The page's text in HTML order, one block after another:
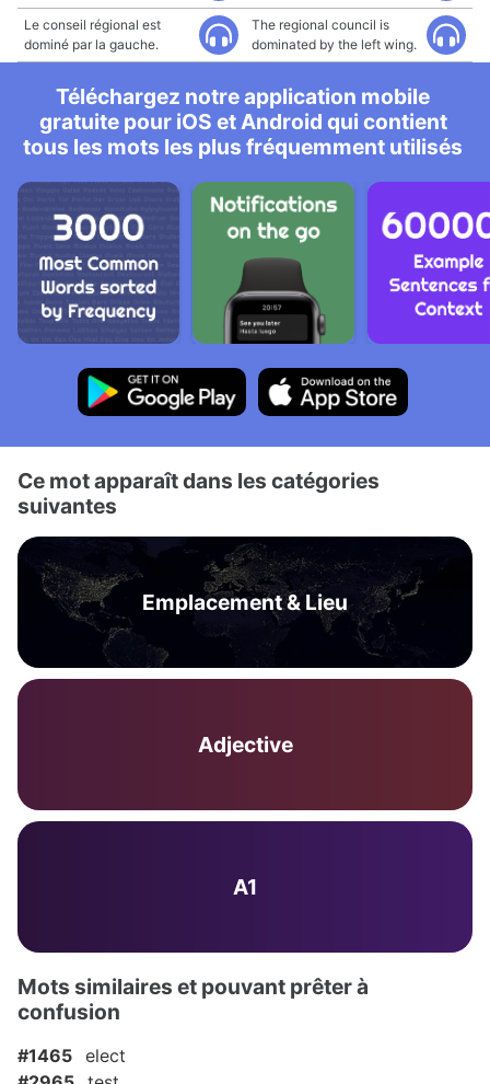
Le conseil régional est
dominé par la gauche.
The regional council is
dominated by the left wing.
Téléchargez notre application mobile
gratuite pour iOS et Android qui contient
tous les mots les plus fréquemment utilisés
Ce mot apparaît dans les catégories
suivantes
Emplacement & Lieu
Adjective
A1
Mots similaires et pouvant prêter à
confusion
#1465 elect